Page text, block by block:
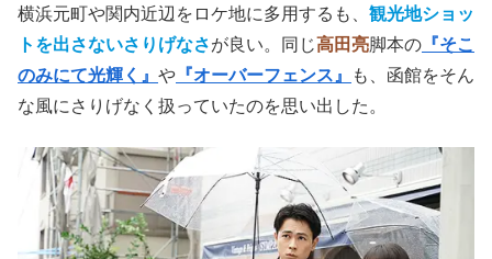
横浜元町や関内近辺をロケ地に多用するも、 観光地ショッ
トを出さないさりげなさが良い。同じ高田亮脚本の 『そこ
のみにて光輝く』 や 『オーバーフェンス』
も、函館をそん
な風にさりげなく扱っていたのを思い出した。